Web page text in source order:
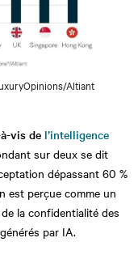
Altiant
vis de l’intelligence
sur deux se dit
dépassant 60 %
est perçue comme un
la confidentialité des
par IA.